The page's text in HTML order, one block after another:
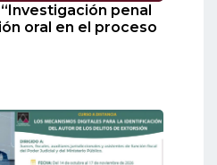
penal
oral en el proceso